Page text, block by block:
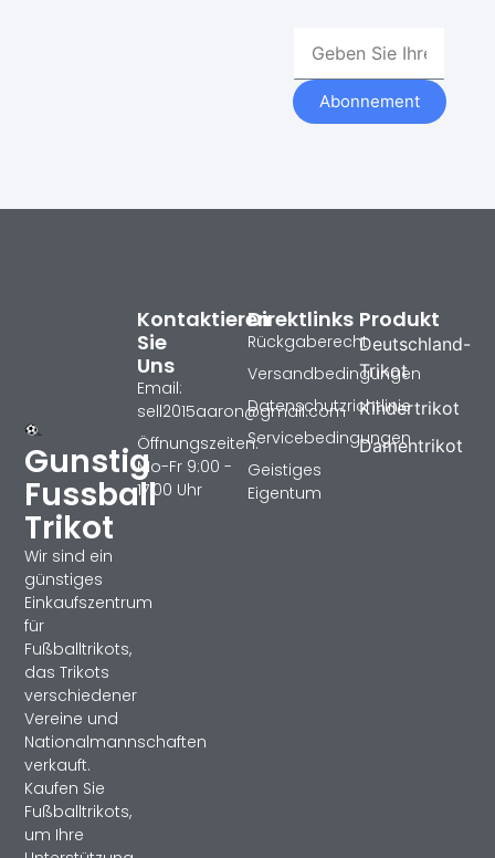
Abonnement
Gunstig
Fussball
Trikot
Wir sind ein
günstiges
Einkaufszentrum
für
Fußballtrikots,
das Trikots
verschiedener
Vereine und
Nationalmannschaften
verkauft.
Kaufen Sie
Fußballtrikots,
um Ihre
Produkt
Deutschland-
Trikot
Kindertrikot
Damentrikot
Direktlinks
Rückgaberecht
Versandbedingungen
Datenschutzrichtlinie
Servicebedingungen
Geistiges
Eigentum
Kontaktieren
Sie
Uns
Email:
sell2015aaron@gmail.com
Öffnungszeiten:
Mo-Fr 9:00 -
17:00 Uhr